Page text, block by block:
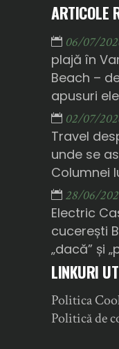
ARTICOLE
06/07/
plajă în
Beach –
apusuri
02/07/
Travel
unde se
Columnei
28/06/
Electric
cucerești
„dacă” și
LINKURI
Politica
Politică de